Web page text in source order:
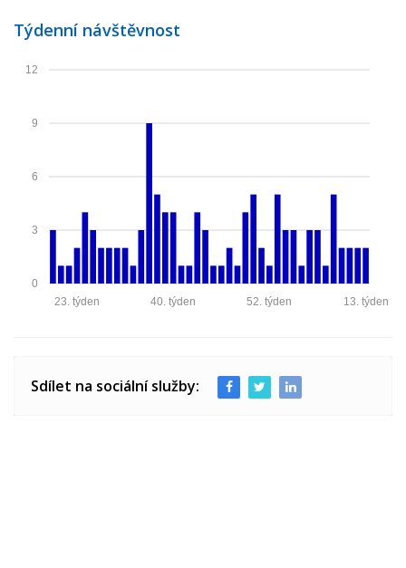
Týdenní návštěvnost
0
3
6
9
12
13. týden
52. týden
40. týden
23. týden
Sdílet na sociální služby: